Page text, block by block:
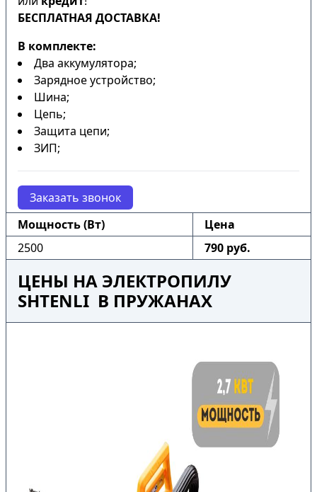
БЕСПЛАТНАЯ ДОСТАВКА!
В комплекте:
Два аккумулятора;
Зарядное устройство;
Шина;
Цепь;
Защита цепи;
ЗИП;
Заказать звонок
Мощность (Вт)
Цена
2500
790 руб.
ЦЕНЫ НА ЭЛЕКТРОПИЛУ
SHTENLI В ПРУЖАНАХ